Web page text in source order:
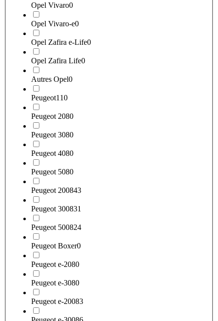
Opel Vivaro0
Opel Vivaro-e0
Opel Zafira e-Life0
Opel Zafira Life0
Autres Opel0
Peugeot110
Peugeot 2080
Peugeot 3080
Peugeot 4080
Peugeot 5080
Peugeot 200843
Peugeot 300831
Peugeot 500824
Peugeot Boxer0
Peugeot e-2080
Peugeot e-3080
Peugeot e-20083